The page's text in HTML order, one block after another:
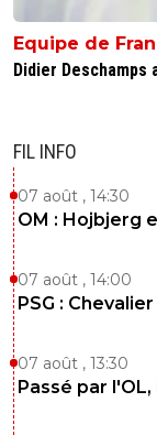
Equipe de
Didier
FIL INFO
07 août , 14:30
OM : Hojbjerg
07 août , 14:00
PSG :
07 août , 13:30
Passé par